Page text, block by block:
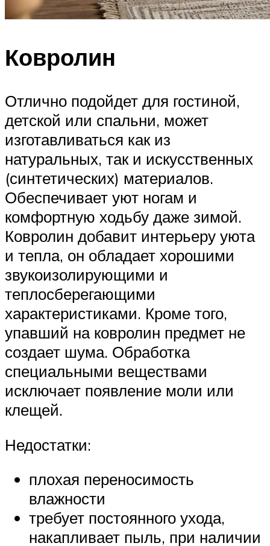
Ковролин
Отлично подойдет для гостиной,
детской или спальни, может
изготавливаться как из
натуральных, так и искусственных
(синтетических) материалов.
Обеспечивает уют ногам и
комфортную ходьбу даже зимой.
Ковролин добавит интерьеру уюта
и тепла, он обладает хорошими
звукоизолирующими и
теплосберегающими
характеристиками. Кроме того,
упавший на ковролин предмет не
создает шума. Обработка
специальными веществами
исключает появление моли или
клещей.
Недостатки:
плохая переносимость
влажности
требует постоянного ухода,
накапливает пыль, при наличии